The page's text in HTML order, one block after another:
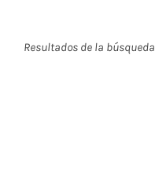
Resultados de la búsqueda